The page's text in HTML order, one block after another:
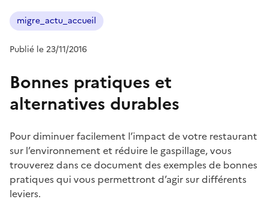
migre_actu_accueil
Publié le 23/11/2016
Bonnes pratiques et
alternatives durables
Pour diminuer facilement l’impact de votre restaurant
sur l’environnement et réduire le gaspillage, vous
trouverez dans ce document des exemples de bonnes
pratiques qui vous permettront d’agir sur différents
leviers.